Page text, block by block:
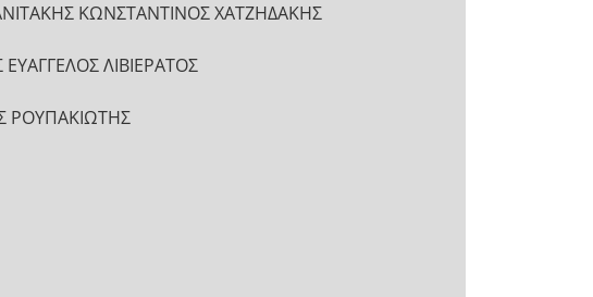
ΚΩΝΣΤΑΝΤΙΝΟΣ ΧΑΤΖΗΔΑΚΗΣ
ΛΙΒΙΕΡΑΤΟΣ
ΡΟΥΠΑΚΙΩΤΗΣ